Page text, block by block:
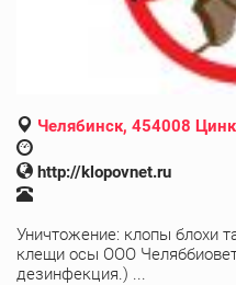
Челябинск, 454008
http://klopovnet.ru
Уничтожение: клопы блохи
клещи осы ООО
дезинфекция.) ...